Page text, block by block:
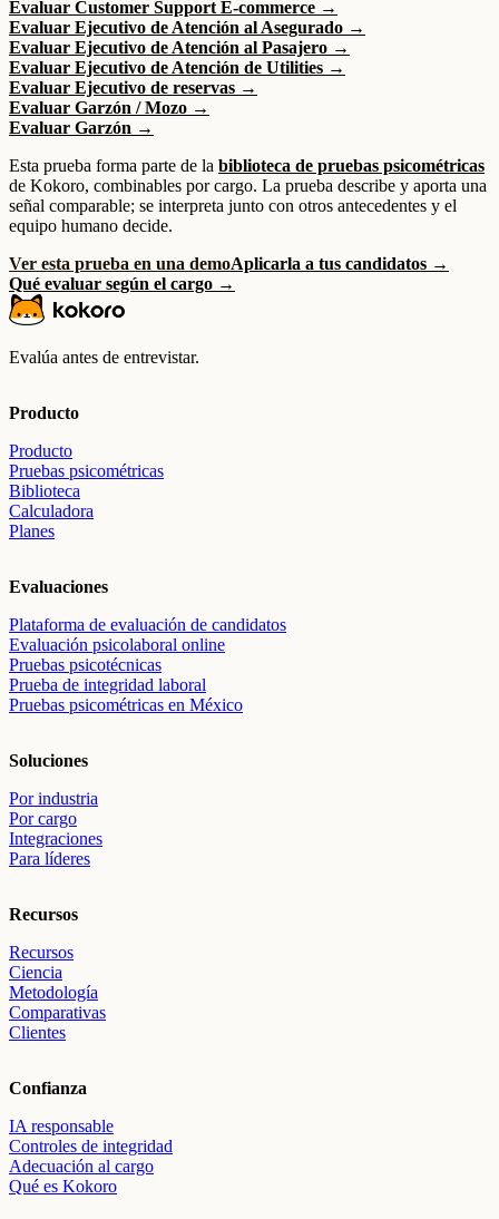
Evaluar Customer Support E-commerce →
Evaluar Ejecutivo de Atención al Asegurado →
Evaluar Ejecutivo de Atención al Pasajero →
Evaluar Ejecutivo de Atención de Utilities →
Evaluar Ejecutivo de reservas →
Evaluar Garzón / Mozo →
Evaluar Garzón →
Esta prueba forma parte de la biblioteca de pruebas psicométricas
de Kokoro, combinables por cargo. La prueba describe y aporta una
señal comparable; se interpreta junto con otros antecedentes y el
equipo humano decide.
Ver esta prueba en una demoAplicarla a tus candidatos →
Qué evaluar según el cargo →
Evalúa antes de entrevistar.
Producto
Producto
Pruebas psicométricas
Biblioteca
Calculadora
Planes
Evaluaciones
Plataforma de evaluación de candidatos
Evaluación psicolaboral online
Pruebas psicotécnicas
Prueba de integridad laboral
Pruebas psicométricas en México
Soluciones
Por industria
Por cargo
Integraciones
Para líderes
Recursos
Recursos
Ciencia
Metodología
Comparativas
Clientes
Confianza
IA responsable
Controles de integridad
Adecuación al cargo
Qué es Kokoro